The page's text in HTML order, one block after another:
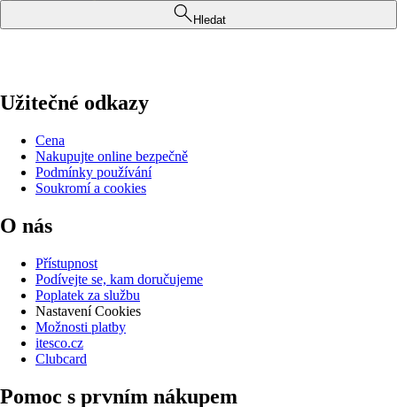
Hledat
Užitečné odkazy
Cena
Nakupujte online bezpečně
Podmínky používání
Soukromí a cookies
O nás
Přístupnost
Podívejte se, kam doručujeme
Poplatek za službu
Nastavení Cookies
Možnosti platby
itesco.cz
Clubcard
Pomoc s prvním nákupem